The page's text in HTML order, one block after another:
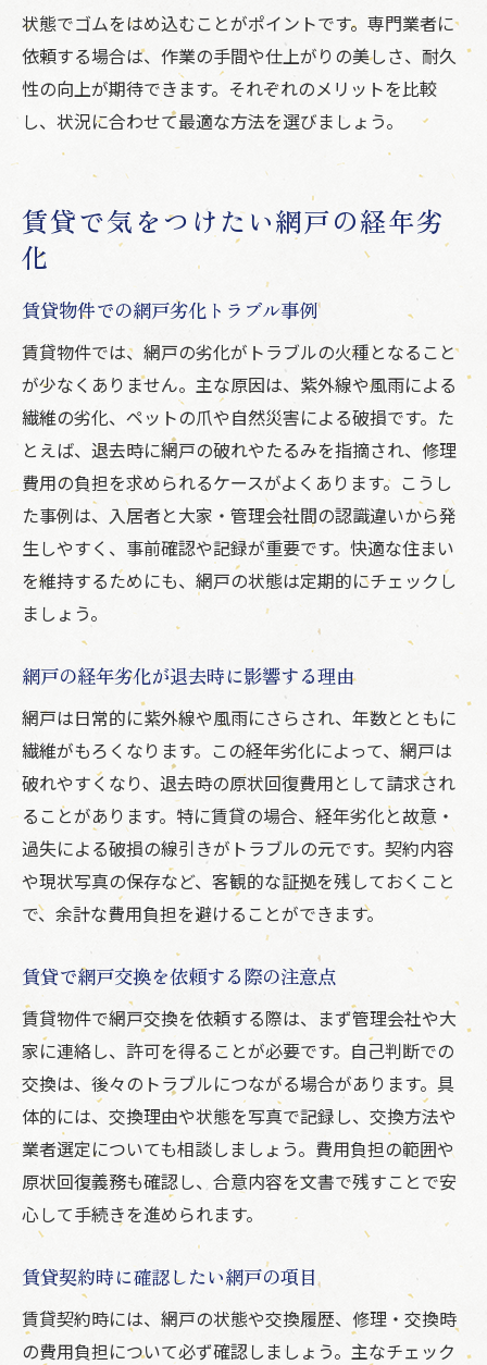
状態でゴムをはめ込むことがポイントです。専門業者に
依頼する場合は、作業の手間や仕上がりの美しさ、耐久
性の向上が期待できます。それぞれのメリットを比較
し、状況に合わせて最適な方法を選びましょう。
賃貸で気をつけたい網戸の経年劣
化
賃貸物件での網戸劣化トラブル事例
賃貸物件では、網戸の劣化がトラブルの火種となること
が少なくありません。主な原因は、紫外線や風雨による
繊維の劣化、ペットの爪や自然災害による破損です。た
とえば、退去時に網戸の破れやたるみを指摘され、修理
費用の負担を求められるケースがよくあります。こうし
た事例は、入居者と大家・管理会社間の認識違いから発
生しやすく、事前確認や記録が重要です。快適な住まい
を維持するためにも、網戸の状態は定期的にチェックし
ましょう。
網戸の経年劣化が退去時に影響する理由
網戸は日常的に紫外線や風雨にさらされ、年数とともに
繊維がもろくなります。この経年劣化によって、網戸は
破れやすくなり、退去時の原状回復費用として請求され
ることがあります。特に賃貸の場合、経年劣化と故意・
過失による破損の線引きがトラブルの元です。契約内容
や現状写真の保存など、客観的な証拠を残しておくこと
で、余計な費用負担を避けることができます。
賃貸で網戸交換を依頼する際の注意点
賃貸物件で網戸交換を依頼する際は、まず管理会社や大
家に連絡し、許可を得ることが必要です。自己判断での
交換は、後々のトラブルにつながる場合があります。具
体的には、交換理由や状態を写真で記録し、交換方法や
業者選定についても相談しましょう。費用負担の範囲や
原状回復義務も確認し、合意内容を文書で残すことで安
心して手続きを進められます。
賃貸契約時に確認したい網戸の項目
賃貸契約時には、網戸の状態や交換履歴、修理・交換時
の費用負担について必ず確認しましょう。主なチェック